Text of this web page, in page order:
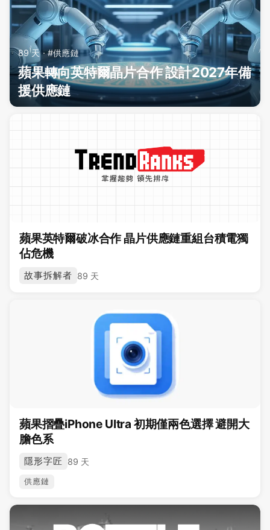
89 天 · #供應鏈
蘋果轉向英特爾晶片合作 設計2027年備
援供應鏈
蘋果英特爾破冰合作 晶片供應鏈重組台積電獨
佔危機
故事拆解者 89 天
蘋果摺疊iPhone Ultra 初期僅兩色選擇 避開大
膽色系
隱形字匠 89 天
供應鏈